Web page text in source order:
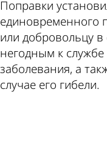
Поправки
единовременного
или добровольцу в
негодным к
заболевания, а
случае его гибели.